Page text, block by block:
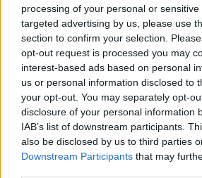
processing of your personal or
targeted advertising by us, please use
section to confirm your selection.
opt-out request is processed you may
interest-based ads based on personal
us or personal information disclosed to
your opt-out. You may separately opt-
disclosure of your personal information
IAB’s list of downstream participants.
also be disclosed by us to third parties
Downstream Participants that may
In evidenza